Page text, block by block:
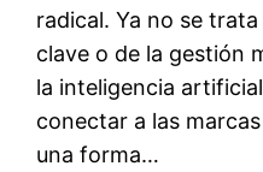
radical. Ya no se
clave o de la gestión
la inteligencia
conectar a las
una forma…